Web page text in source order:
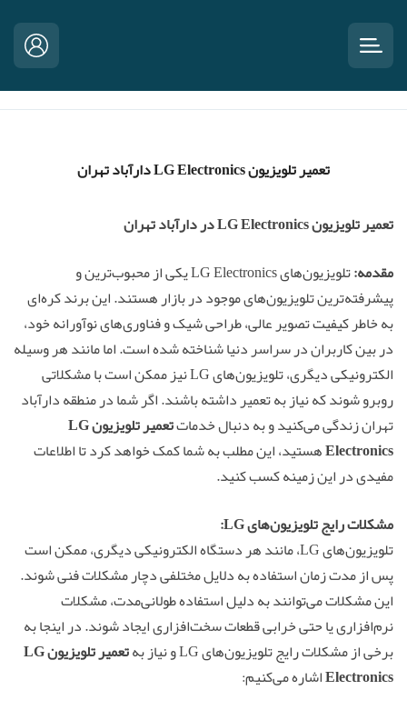
تعمیر تلویزیون LG Electronics دارآباد تهران
تعمیر تلویزیون LG Electronics در دارآباد تهران
مقدمه:
تلویزیون‌های LG Electronics یکی از محبوب‌ترین و
پیشرفته‌ترین تلویزیون‌های موجود در بازار هستند. این برند کره‌ای
به خاطر کیفیت تصویر عالی، طراحی شیک و فناوری‌های نوآورانه خود،
در بین کاربران در سراسر دنیا شناخته شده است. اما مانند هر وسیله
الکترونیکی دیگری، تلویزیون‌های LG نیز ممکن است با مشکلاتی
روبرو شوند که نیاز به تعمیر داشته باشند. اگر شما در منطقه دارآباد
تهران زندگی می‌کنید و به دنبال خدمات
تعمیر تلویزیون LG
Electronicsهستید، این مطلب به شما کمک خواهد کرد تا اطلاعات
مفیدی در این زمینه کسب کنید.
مشکلات رایج تلویزیون‌های LG:
تلویزیون‌های LG، مانند هر دستگاه الکترونیکی دیگری، ممکن است
پس از مدت زمان استفاده به دلایل مختلفی دچار مشکلات فنی شوند.
این مشکلات می‌توانند به دلیل استفاده طولانی‌مدت، مشکلات
نرم‌افزاری یا حتی خرابی قطعات سخت‌افزاری ایجاد شوند. در اینجا به
برخی از مشکلات رایج تلویزیون‌های LG و نیاز به
تعمیر تلویزیون LG
Electronicsاشاره می‌کنیم: